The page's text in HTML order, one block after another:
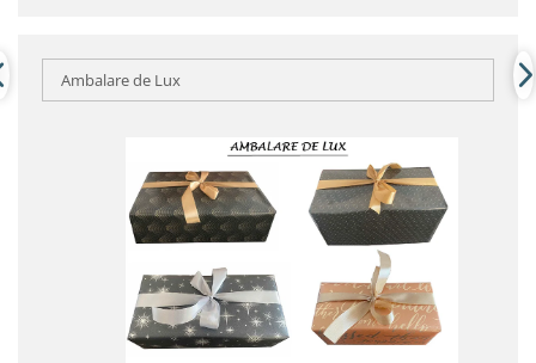
Ambalare de Lux